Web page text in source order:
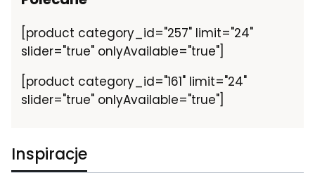
[product category_id="257" limit="24"
slider="true" onlyAvailable="true"]
[product category_id="161" limit="24"
slider="true" onlyAvailable="true"]
Inspiracje